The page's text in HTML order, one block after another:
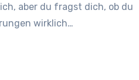
aber du fragst dich, ob du
wirklich…